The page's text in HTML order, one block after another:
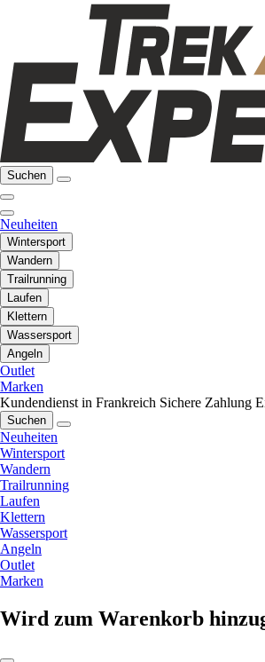
Suchen
Neuheiten
Wintersport
Wandern
Trailrunning
Laufen
Klettern
Wassersport
Angeln
Outlet
Marken
Kundendienst in Frankreich Sichere Zahlung
Suchen
Neuheiten
Wintersport
Wandern
Trailrunning
Laufen
Klettern
Wassersport
Angeln
Outlet
Marken
Wird zum Warenkorb